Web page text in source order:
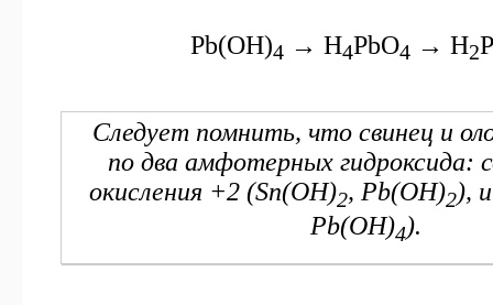
Pb(OH)4 → H4PbO4 → H2
Следует помнить, что свинец и
по два амфотерных гидроксида:
окисления +2 (Sn(OH)2, Pb(OH)2),
Pb(OH)4).